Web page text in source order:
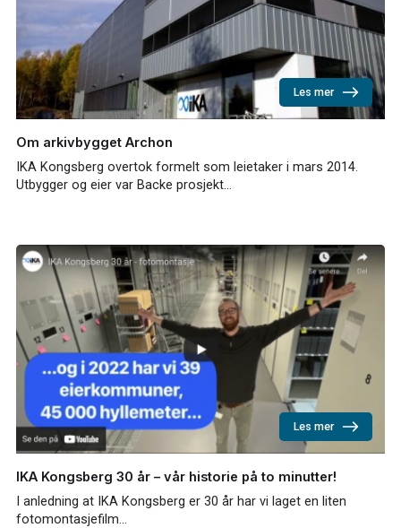
Les mer
Om arkivbygget Archon
IKA Kongsberg overtok formelt som leietaker i mars 2014.
Utbygger og eier var Backe prosjekt…
Les mer
IKA Kongsberg 30 år – vår historie på to minutter!
I anledning at IKA Kongsberg er 30 år har vi laget en liten
fotomontasjefilm…